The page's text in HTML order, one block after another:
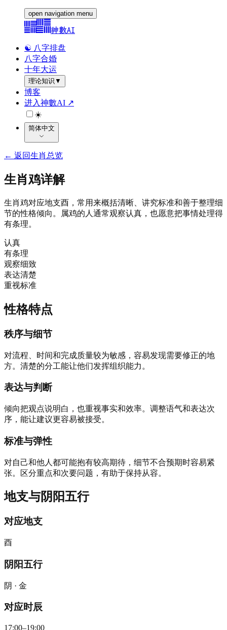
open navigation menu
神數AI
☯️ 八字排盘
八字合婚
十年大运
理论知识 ▼
博客
进入神數AI ↗
☀️
简体中文
← 返回生肖总览
生肖鸡详解
生肖鸡对应地支酉，常用来概括清晰、讲究标准和善于整理细
节的性格倾向。属鸡的人通常观察认真，也愿意把事情处理得
有条理。
认真
有条理
观察细致
表达清楚
重视标准
性格特点
秩序与细节
对流程、时间和完成质量较为敏感，容易发现需要修正的地
方。清楚的分工能让他们发挥组织能力。
表达与判断
倾向把观点说明白，也重视事实和效率。调整语气和表达次
序，能让建议更容易被接受。
标准与弹性
对自己和他人都可能抱有较高期待，细节不合预期时容易紧
张。区分重点和次要问题，有助于保持从容。
地支与阴阳五行
对应地支
酉
阴阳五行
阴 · 金
对应时辰
17:00–19:00